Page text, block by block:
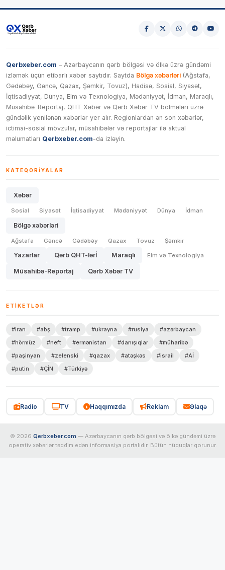
Qerbxeber.com – Azərbaycanın qərb bölgəsi və ölkə üzrə gündəmi
izləmək üçün etibarlı xəbər saytıdır. Saytda Bölgə xəbərləri (Ağstafa,
Gədəbəy, Gəncə, Qazax, Şəmkir, Tovuz), Hadisə, Sosial, Siyasət,
İqtisadiyyat, Dünya, Elm və Texnologiya, Mədəniyyət, İdman, Maraqlı,
Müsahibə-Reportaj, QHT Xəbər və Qərb Xəbər TV bölmələri üzrə
gündəlik yenilənən xəbərlər yer alır. Regionlardan ən son xəbərlər,
ictimai-sosial mövzular, müsahibələr və reportajlar ilə aktual
məlumatları Qerbxeber.com-da izləyin.
KATEQORIYALAR
Xəbər
Sosial Siyasət İqtisadiyyat Mədəniyyət Dünya İdman
Bölgə xəbərləri
Ağstafa Gəncə Gədəbəy Qazax Tovuz Şəmkir
Yazarlar Qərb QHT-lərİ Maraqlı Elm və Texnologiya
Müsahibə-Reportaj Qərb Xəbər TV
ETIKETLƏR
#iran #abş #tramp #ukrayna #rusiya
#azərbaycan
#hörmüz
#neft #ermənistan #danışıqlar
#müharibə
#paşinyan
#zelenski #qazax #atəşkəs #israil
#Aİ
#putin
#ÇİN #Türkiyə
Radio TV Haqqımızda Reklam Əlaqə
© 2026 Qerbxeber.com — Azərbaycanın qərb bölgəsi və ölkə gündəmi üzrə
operativ xəbərlər təqdim edən informasiya portalıdır. Bütün hüquqlar qorunur.